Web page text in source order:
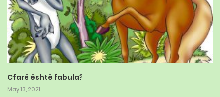
Cfarë është fabula?
May 13, 2021